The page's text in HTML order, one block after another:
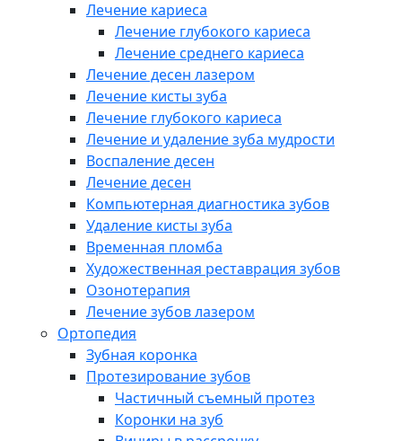
Лечение кариеса
Лечение глубокого кариеса
Лечение среднего кариеса
Лечение десен лазером
Лечение кисты зуба
Лечение глубокого кариеса
Лечение и удаление зуба мудрости
Воспаление десен
Лечение десен
Компьютерная диагностика зубов
Удаление кисты зуба
Временная пломба
Художественная реставрация зубов
Озонотерапия
Лечение зубов лазером
Ортопедия
Зубная коронка
Протезирование зубов
Частичный съемный протез
Коронки на зуб